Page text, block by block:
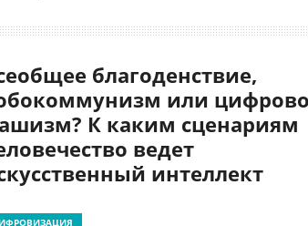
благоденствие,
или
К каким сценариям
ведет
интеллект